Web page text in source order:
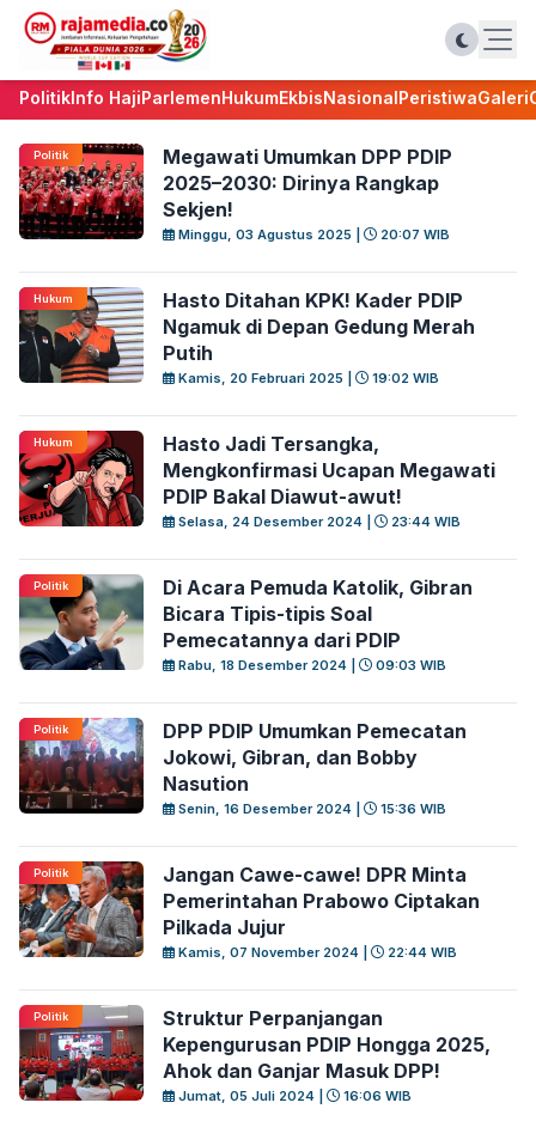
PolitikInfo HajiParlemenHukumEkbisNasionalPeristiwaGaleri
Politik
Megawati Umumkan DPP PDIP
2025–2030: Dirinya Rangkap
Sekjen!
Minggu, 03 Agustus 2025 | 20:07 WIB
Hukum
Hasto Ditahan KPK! Kader PDIP
Ngamuk di Depan Gedung Merah
Putih
Kamis, 20 Februari 2025 | 19:02 WIB
Hukum
Hasto Jadi Tersangka,
Mengkonfirmasi Ucapan Megawati
PDIP Bakal Diawut-awut!
Selasa, 24 Desember 2024 | 23:44 WIB
Politik
Di Acara Pemuda Katolik, Gibran
Bicara Tipis-tipis Soal
Pemecatannya dari PDIP
Rabu, 18 Desember 2024 | 09:03 WIB
Politik
DPP PDIP Umumkan Pemecatan
Jokowi, Gibran, dan Bobby
Nasution
Senin, 16 Desember 2024 | 15:36 WIB
Politik
Jangan Cawe-cawe! DPR Minta
Pemerintahan Prabowo Ciptakan
Pilkada Jujur
Kamis, 07 November 2024 | 22:44 WIB
Politik
Struktur Perpanjangan
Kepengurusan PDIP Hongga 2025,
Ahok dan Ganjar Masuk DPP!
Jumat, 05 Juli 2024 | 16:06 WIB